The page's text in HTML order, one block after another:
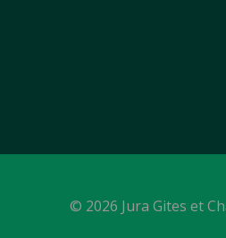
© 2026 Jura Gites et